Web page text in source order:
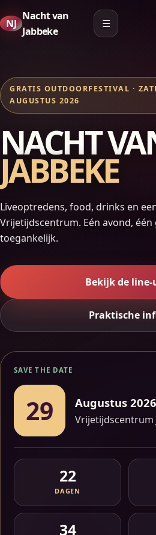
NJ
Nacht van
Jabbeke
☰
GRATIS OUTDOORFESTIVAL ·
AUGUSTUS 2026
NACHT
JABBEKE
Liveoptredens, food, drinks en
Vrijetijdscentrum. Eén avond,
toegankelijk.
Bekijk de line-
Praktische
SAVE THE DATE
29 Augustus 2026
Vrijetijdscentrum
22
DAGEN
34